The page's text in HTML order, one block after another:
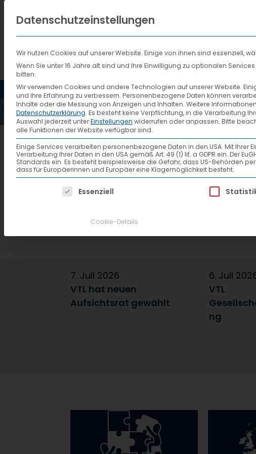
HOME AKTUELLES VTL
Dispo-Treffen-2019-
7. Juli 2026
VTL hat neuen
Aufsichtsrat gewählt
6. Juli
VTL
ng
Datenschutzeinstellungen
Wir nutzen Cookies auf unserer Website. Einige von ihnen sind essenziell,
Wenn Sie unter 16 Jahre alt sind und Ihre Einwilligung zu optionalen
bitten.
Wir verwenden Cookies und andere Technologien auf unserer Website.
und Ihre Erfahrung zu verbessern. Personenbezogene Daten können
Inhalte oder die Messung von Anzeigen und Inhalten. Weitere
Datenschutzerklärung. Es besteht keine Verpflichtung, in die Verarbeitung
Auswahl jederzeit unterEinstellungen widerrufen oder anpassen. Bitte
alle Funktionen der Website verfügbar sind.
Einige Services verarbeiten personenbezogene Daten in den USA. Mit Ihrer
Verarbeitung Ihrer Daten in den USA gemäß Art. 49 (1) lit. a GDPR ein. Der
Standards ein. Es besteht beispielsweise die Gefahr, dass US-Behörden
dass für Europäerinnen und Europäer eine Klagemöglichkeit besteht.
Es folgt eine Liste der Service-Gruppen, für
Essenziell
Cookie-Details